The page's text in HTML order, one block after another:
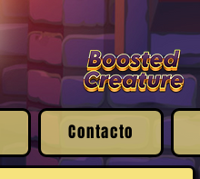
Contacto